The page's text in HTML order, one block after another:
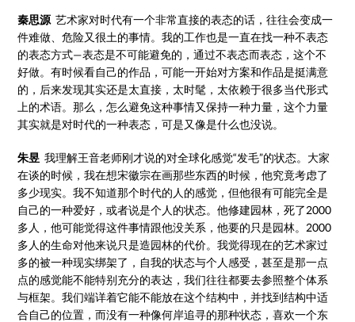
秦思源 艺术家对时代有一个非常直接的表态的话，往往会变成一
件难做、危险又很土的事情。我的工作也是一直在找一种不表态
的表态方式—表态是不可能避免的，通过不表态而表态，这个不
好做。有时候看自己的作品，可能一开始对方案和作品是挺满意
的，后来发现其实还是太直接，太时髦，太依赖于很多当代形式
上的术语。那么，怎么避免这种事情又保持一种力量，这个力量
其实就是对时代的一种表态，可是又像是什么也没说。
朱昱 我理解王音老师刚才说的对全球化感觉“发毛”的状态。大家
在谈的时候，我在想宋徽宗在画那些东西的时候，他究竟考虑了
多少现实。我不知道那个时代的人的感觉，但他很有可能完全是
自己的一种爱好，或者说是个人的状态。他修建园林，死了2000
多人，他可能觉得这件事情跟他没关系，他要的只是园林。2000
多人的生命对他来说只是造园林的代价。我觉得现在的艺术家过
多的被一种现实绑架了，自我的状态与个人感受，甚至是那一点
点的感觉能不能特别充分的表达，我们往往都要去参照整个体系
与框架。我们端详着它能不能放在这个结构中，并找到结构中适
合自己的位置，而没有一种像何岸追寻的那种状态，喜欢一个东